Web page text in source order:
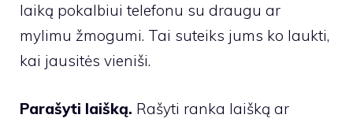
laiką pokalbiui telefonu su draugu ar
mylimu žmogumi. Tai suteiks jums ko laukti,
kai jausitės vieniši.
Parašyti laišką. Rašyti ranka laišką ar